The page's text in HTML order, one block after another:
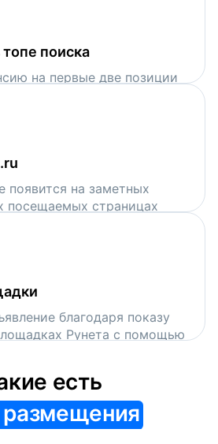
поиска
на первые две позиции
появится на заметных
посещаемых страницах
благодаря показу
Рунета с помощью